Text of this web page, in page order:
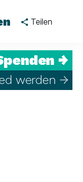
Teilen
→
werden →